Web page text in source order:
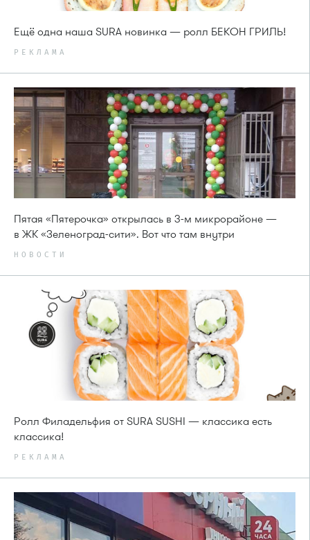
Ещё одна наша SURA новинка — ролл БЕКОН ГРИЛЬ!
РЕКЛАМА
Пятая «Пятерочка» открылась в 3-м микрорайоне —
в ЖК «Зеленоград-сити». Вот что там внутри
НОВОСТИ
Ролл Филадельфия от SURA SUSHI — классика есть
классика!
РЕКЛАМА